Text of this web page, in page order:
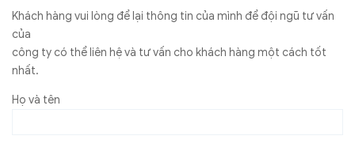
Khách hàng vui lòng để lại thông tin của mình để đội ngũ tư vấn
của
công ty có thể liên hệ và tư vấn cho khách hàng một cách tốt
nhất.
Họ và tên